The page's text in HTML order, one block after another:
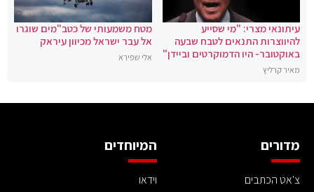
עיתונאי מצרי: "מי שסייע
להיווצרות התנאים לטבח שבעה
באוקטובר- היו הדמוקרטים וביידן"
מאיר קרליץ
מטח משמעותי של כטב"מים שוגרו
אל עבר ישראל מכיוון עיראק
אלי שפירא
מדורים
צ'אט הכתבים
המיוחדים
וידאו